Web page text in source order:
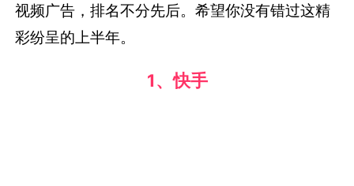
视频广告，排名不分先后。希望你没有错过这精
彩纷呈的上半年。
1、快手